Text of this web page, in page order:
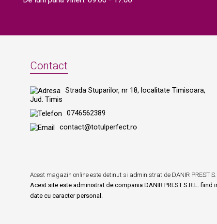
Contact
Strada Stuparilor, nr 18, localitate Timisoara,
Jud. Timis
0746562389
contact@totulperfect.ro
Acest magazin online este detinut si administrat de DANIR PREST
Acest site este administrat de compania DANIR PREST S.R.L.
date cu caracter personal.